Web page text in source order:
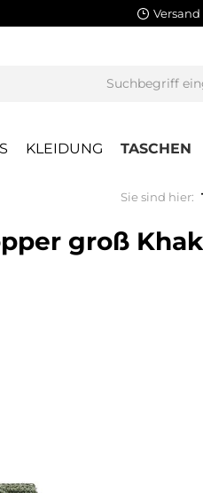
KLEIDUNG TASCHEN
Sie sind hier:
groß